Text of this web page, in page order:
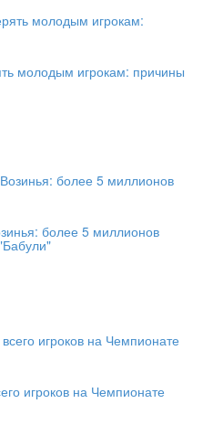
молодым игрокам: причины
более 5 миллионов
игроков на Чемпионате